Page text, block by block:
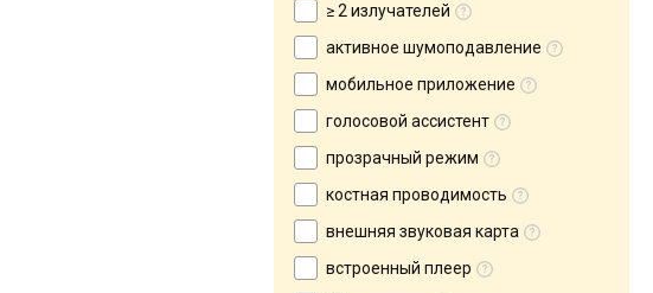
≥ 2 излучателей
активное шумоподавление
мобильное приложение
голосовой ассистент
прозрачный режим
костная проводимость
внешняя звуковая карта
встроенный плеер